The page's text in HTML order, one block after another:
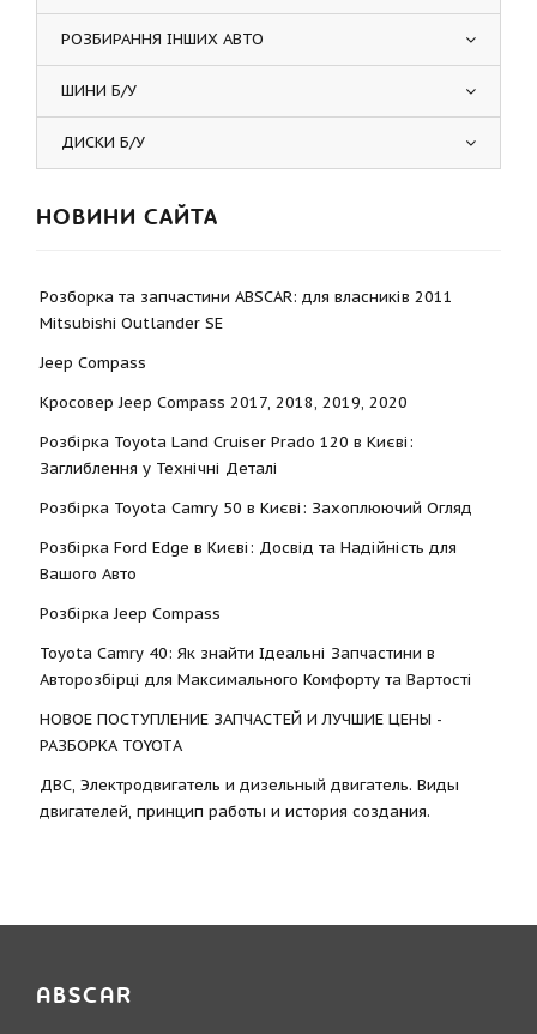
РОЗБИРАННЯ ІНШИХ АВТО
ШИНИ Б/У
ДИСКИ Б/У
НОВИНИ САЙТА
Розборка та запчастини ABSCAR: для власників 2011
Mitsubishi Outlander SE
Jeep Compass
Кросовер Jeep Compass 2017, 2018, 2019, 2020
Розбірка Toyota Land Cruiser Prado 120 в Києві:
Заглиблення у Технічні Деталі
Розбірка Toyota Camry 50 в Києві: Захоплюючий Огляд
Розбірка Ford Edge в Києві: Досвід та Надійність для
Вашого Авто
Розбірка Jeep Compass
Toyota Camry 40: Як знайти Ідеальні Запчастини в
Авторозбірці для Максимального Комфорту та Вартості
НОВОЕ ПОСТУПЛЕНИЕ ЗАПЧАСТЕЙ И ЛУЧШИЕ ЦЕНЫ -
РАЗБОРКА TOYOTА
ДВС, Электродвигатель и дизельный двигатель. Виды
двигателей, принцип работы и история создания.
ABSCAR